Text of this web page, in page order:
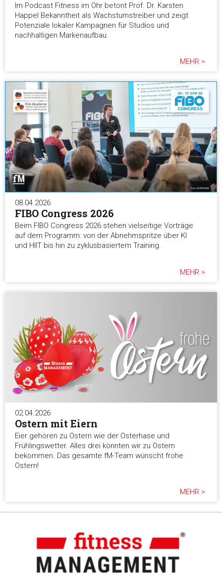
Im Podcast Fitness im Ohr betont Prof. Dr. Karsten
Happel Bekanntheit als Wachstumstreiber und zeigt
Potenziale lokaler Kampagnen für Studios und
nachhaltigen Markenaufbau.
MEHR >
08.04.2026
FIBO Congress 2026
Beim FIBO Congress 2026 stehen vielseitige Vorträge
auf dem Programm: von der Abnehmspritze über KI
und HIIT bis hin zu zyklusbasiertem Training.
MEHR >
02.04.2026
Ostern mit Eiern
Eier gehören zu Ostern wie der Osterhase und
Frühlingswetter. Alles drei könnten wir zu Ostern
bekommen. Das gesamte fM-Team wünscht frohe
Ostern!
MEHR >